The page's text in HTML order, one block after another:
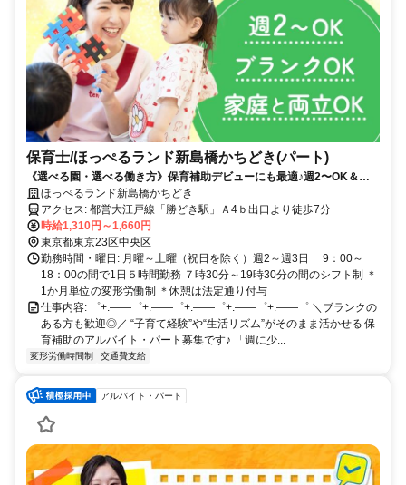
保育士/ほっぺるランド新島橋かちどき(パート)
《選べる園・選べる働き方》保育補助デビューにも最適♪週2〜OK＆資
格を活かした働き方も叶います！
ほっぺるランド新島橋かちどき
アクセス: 都営大江戸線「勝どき駅」Ａ4ｂ出口より徒歩7分
時給1,310円～1,660円
東京都東京23区中央区
勤務時間・曜日: 月曜～土曜（祝日を除く）週2～週3日 9：00～
18：00の間で1日５時間勤務 ７時30分～19時30分の間のシフト制 ＊
1か月単位の変形労働制 ＊休憩は法定通り付与
仕事内容: ゜+.――゜+.――゜+.――゜+.――゜+.――゜ ＼ブランクの
ある方も歓迎◎／ “子育て経験”や“生活リズム”がそのまま活かせる 保
育補助のアルバイト・パート募集です♪ 「週に少...
変形労働時間制 交通費支給
アルバイト・パート